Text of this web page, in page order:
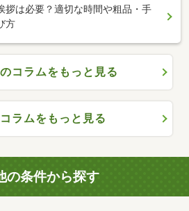
拶は必要？適切な時間や粗品・手
方
コラムをもっと見る
ラムをもっと見る
の条件から探す